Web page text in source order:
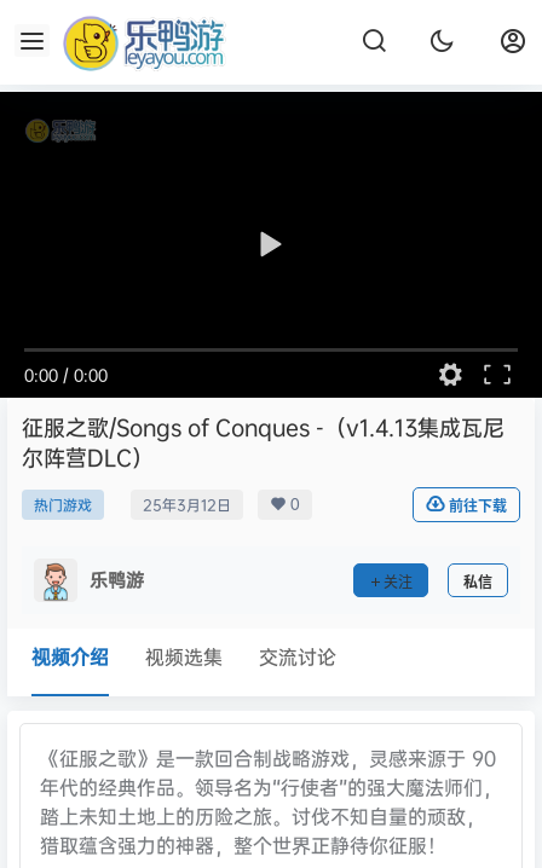
0:00 / 0:00
征服之歌/Songs of Conques -（v1.4.13集成瓦尼
尔阵营DLC）
热门游戏 25年3月12日 0 前往下载
乐鸭游 关注 私信
视频介绍 视频选集 交流讨论
《征服之歌》是一款回合制战略游戏，灵感来源于 90
年代的经典作品。领导名为“行使者”的强大魔法师们，
踏上未知土地上的历险之旅。讨伐不知自量的顽敌，
猎取蕴含强力的神器，整个世界正静待你征服！